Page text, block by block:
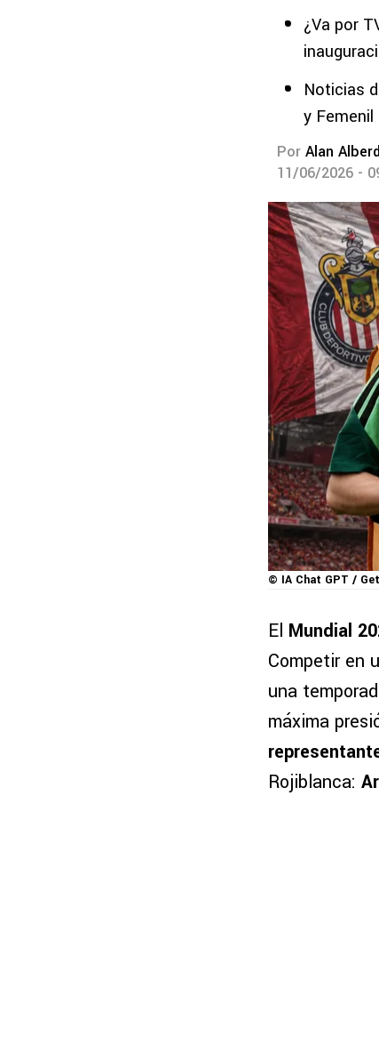
¿Va por
Noticias
y Femenil
Por Alan
11/06/2026 -
© IA Chat GPT /
El Mundial
Competir en
una
máxima
Rojiblanca: